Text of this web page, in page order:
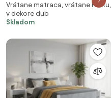
lanýž Rošt: S latkovým roštom,
Matrac: Matrac DELUXE 10 cm
Vrátane matraca, vrátane roštu,
v dekore dub
Skladom